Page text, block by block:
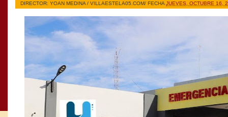
DIRECTOR: YOAN MEDINA / VILLAESTELA05.COM/ FECHA JUEVES, OCTUBRE 16,